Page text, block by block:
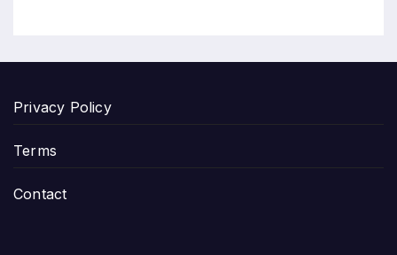
Privacy Policy
Terms
Contact